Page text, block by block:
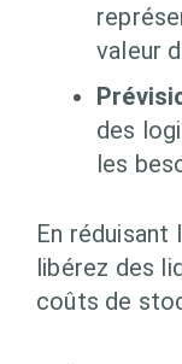
valeur
des
les
En
libérez des
coûts de